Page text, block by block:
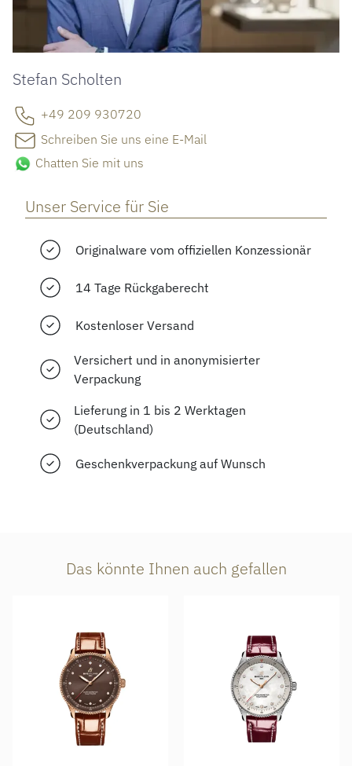
Stefan Scholten
+49 209 930720
Schreiben Sie uns eine E-Mail
Chatten Sie mit uns
Unser Service für Sie
Originalware vom offiziellen Konzessionär
14 Tage Rückgaberecht
Kostenloser Versand
Versichert und in anonymisierter
Verpackung
Lieferung in 1 bis 2 Werktagen
(Deutschland)
Geschenkverpackung auf Wunsch
Das könnte Ihnen auch gefallen